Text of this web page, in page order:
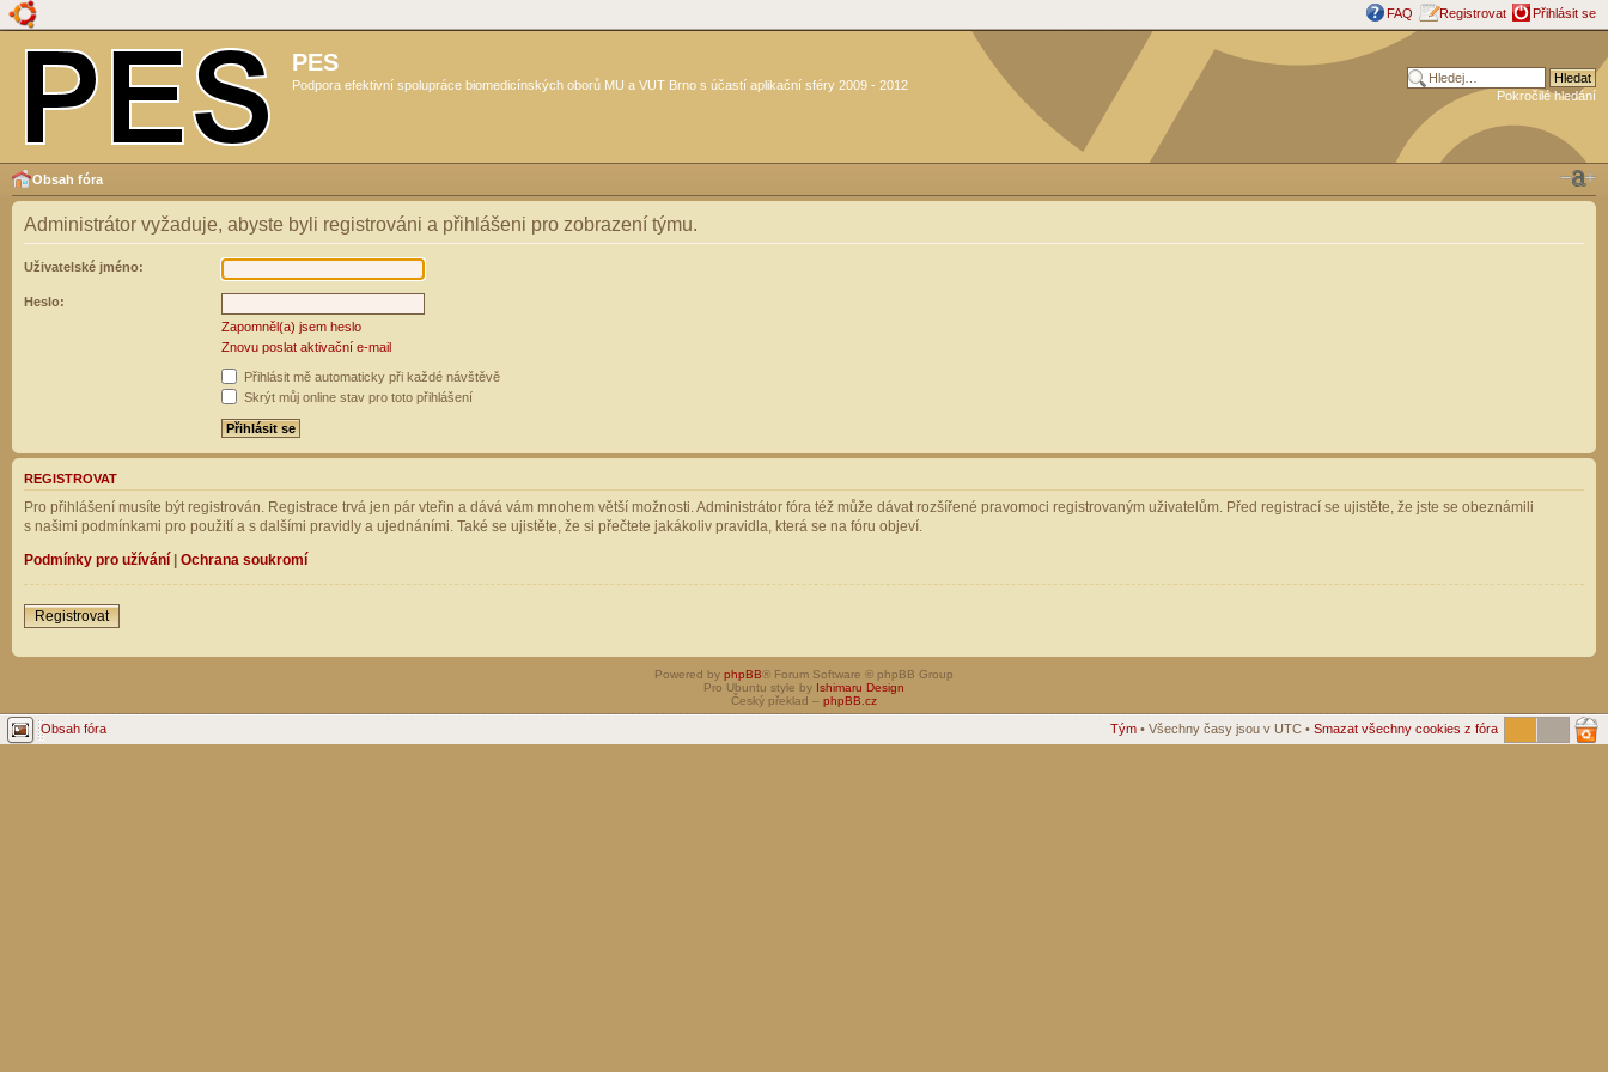
FAQ Registrovat Přihlásit se
PES
Podpora efektivní spolupráce biomedicínských oborů MU a VUT Brno s účastí aplikační sféry 2009 - 2012
Pokročilé hledání
Obsah fóra
Administrátor vyžaduje, abyste byli registrováni a přihlášeni pro zobrazení týmu.
Uživatelské jméno:
Heslo:
Zapomněl(a) jsem heslo
Znovu poslat aktivační e-mail
Přihlásit mě automaticky při každé návštěvě
Skrýt můj online stav pro toto přihlášení
REGISTROVAT
Pro přihlášení musíte být registrován. Registrace trvá jen pár vteřin a dává vám mnohem větší možnosti. Administrátor fóra též může dávat rozšířené pravomoci registrovaným uživatelům. Před registrací se ujistěte, že jste se obeznámili
s našimi podmínkami pro použití a s dalšími pravidly a ujednáními. Také se ujistěte, že si přečtete jakákoliv pravidla, která se na fóru objeví.
Podmínky pro užívání | Ochrana soukromí
Registrovat
Powered by phpBB® Forum Software © phpBB Group
Pro Ubuntu style by Ishimaru Design
Český překlad – phpBB.cz
Obsah fóra Tým • Všechny časy jsou v UTC • Smazat všechny cookies z fóra